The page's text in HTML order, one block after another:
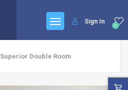
0
Sign In
Superior Double Room